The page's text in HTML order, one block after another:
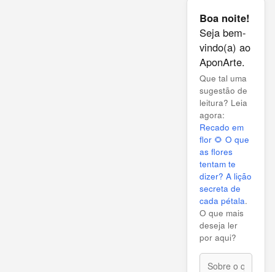
Boa noite!
Seja bem-
vindo(a) ao
AponArte.
Que tal uma
sugestão de
leitura? Leia
agora:
Recado em
flor 🌻 O que
as flores
tentam te
dizer? A lição
secreta de
cada pétala.
O que mais
deseja ler
por aqui?